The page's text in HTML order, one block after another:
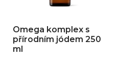
Omega komplex s
přírodním jódem 250
ml